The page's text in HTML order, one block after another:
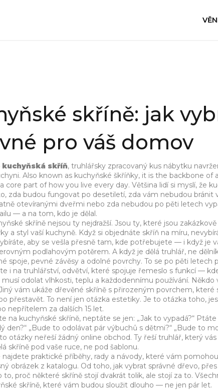
skříně: jak
pro váš domov
kuchyňská skříň, truhlářsky zpracovaný kus nábytku
. Also known as kuchyňské škříňky, it is the backbone
core part of how you live every day. Většina lidí si myslí, že
zda budou fungovat po desetiletí, zda vám nebudou bránit
otevíranými dveřmi nebo zda nebudou po pěti letech
— a na tom, kdo je dělal.
skříně nejsou ty nejdražší. Jsou ty, které jsou
a styl vaší kuchyně. Když si objednáte skříň na míru,
aby se vešla přesně tam, kde potřebujete — i když je
podlahovým potěrem. A když je dělá truhlář, ne
spoje, pevné závěsy a odolné povrchy. To se po pěti letech
i na truhlářství, odvětví, které spojuje řemeslo s funkcí —
odolat vlhkosti, teplu a každodennímu používání. Někdo
vám ukáže dřevěné skříně s přirozeným povrchem,
přestavět. To není jen otázka estetiky. Je to otázka toho,
nepřítelem za dalších 15 let.
na kuchyňské skříně, neptáte se jen: „Jak to vypadá?“
den?“ „Bude to odolávat pár výbuchů s dětmi?“ „Bude to
otázky neřeší žádný online obchod. Ty řeší truhlář, který
skříně pod vaše ruce, ne pod šablonu.
praktické příběhy, rady a návody, které vám
obrázek z katalogu. Od toho, jak vybrat správné dřevo,
to, proč některé skříně stojí dvakrát tolik, ale stojí za to.
skříně, které vám budou sloužit dlouho — ne jen pár let.